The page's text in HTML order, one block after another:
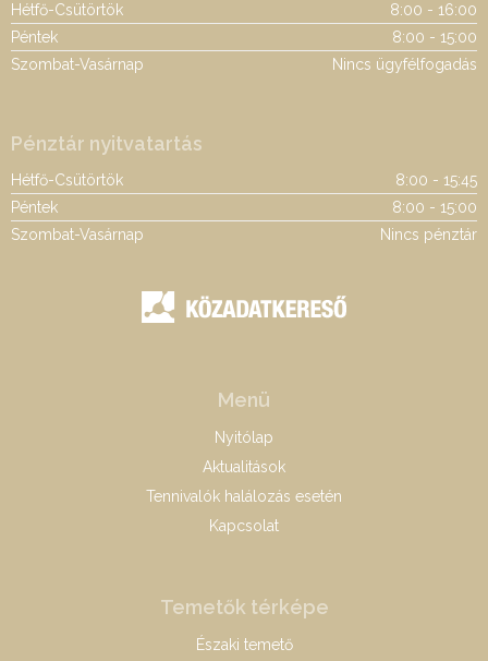
Hétfő-Csütörtök
8:00 - 16:00
Péntek
8:00 - 15:00
Szombat-Vasárnap
Nincs ügyfélfogadás
Pénztár nyitvatartás
Hétfő-Csütörtök
8:00 - 15:45
Péntek
8:00 - 15:00
Szombat-Vasárnap
Nincs pénztár
Menü
Nyitólap
Aktualitások
Tennivalók halálozás esetén
Kapcsolat
Temetők térképe
Északi temető